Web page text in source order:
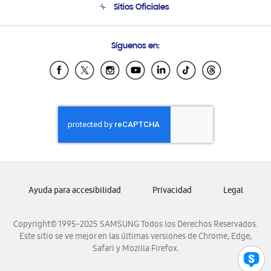
Condiciones de Compra
Soporte vía eMail
Sitios Oficiales
Samsung Ecuador
Samsung El Salvador
Samsung Honduras
Samsung Nicaragua
Samsung Panamá
Samsung Venezuela
Síguenos en:
Copyright© 1995-2025 SAMSUNG Todos los Derechos Reservados.
Este sitio se ve mejor en las últimas versiones de Chrome, Edge,
Safari y Mozilla Firefox.
Ayuda para accesibilidad Privacidad Legal